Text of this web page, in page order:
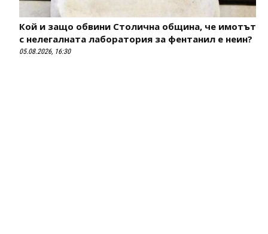
Кой и защо обвини Столична община, че имотът
с нелегалната лаборатория за фентанил е неин?
05.08.2026, 16:30